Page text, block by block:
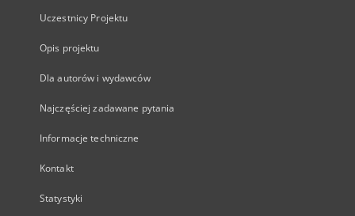
Uczestnicy Projektu
Opis projektu
Dla autorów i wydawców
Najczęściej zadawane pytania
Informacje techniczne
Kontakt
Statystyki